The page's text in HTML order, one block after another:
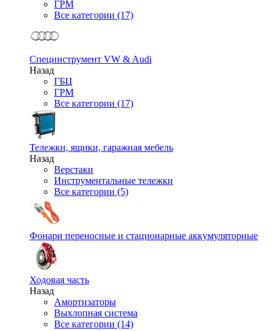
ГРМ
Все категории (17)
Специнструмент VW & Audi
Назад
ГБЦ
ГРМ
Все категории (17)
Тележки, ящики, гаражная мебель
Назад
Верстаки
Инструментальные тележки
Все категории (5)
Фонари переносные и стационарные аккумуляторные
Ходовая часть
Назад
Амортизаторы
Выхлопная система
Все категории (14)